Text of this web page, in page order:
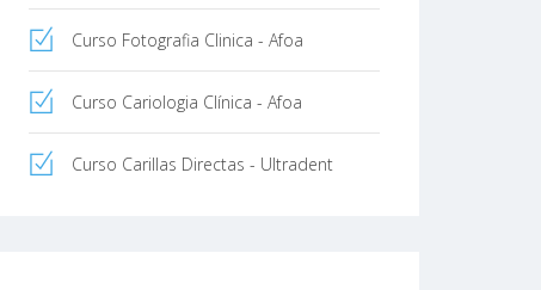
Curso Fotografia Clinica - Afoa
Curso Cariologia Clínica - Afoa
Curso Carillas Directas - Ultradent